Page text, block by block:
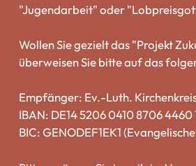
"Jugendarbeit" oder
Wollen Sie gezielt das "Projekt
überweisen Sie bitte auf das
Empfänger: Ev.-Luth.
IBAN: DE14 5206 0410 8706 4460
BIC: GENODEF1EK1